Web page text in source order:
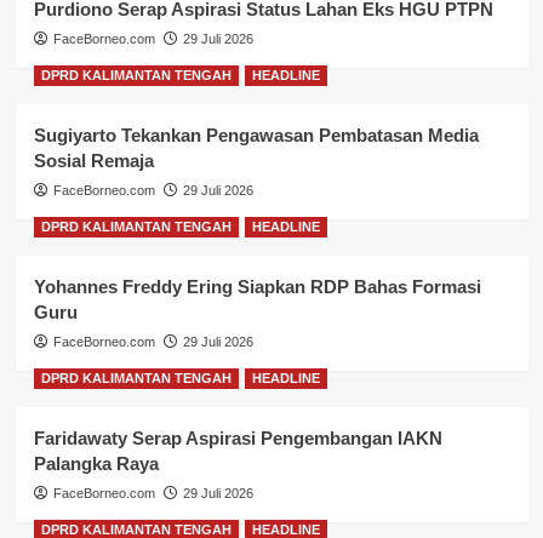
Purdiono Serap Aspirasi Status Lahan Eks HGU PTPN
FaceBorneo.com 29 Juli 2026
DPRD KALIMANTAN TENGAH HEADLINE
Sugiyarto Tekankan Pengawasan Pembatasan Media
Sosial Remaja
FaceBorneo.com 29 Juli 2026
DPRD KALIMANTAN TENGAH HEADLINE
Yohannes Freddy Ering Siapkan RDP Bahas Formasi
Guru
FaceBorneo.com 29 Juli 2026
DPRD KALIMANTAN TENGAH HEADLINE
Faridawaty Serap Aspirasi Pengembangan IAKN
Palangka Raya
FaceBorneo.com 29 Juli 2026
DPRD KALIMANTAN TENGAH HEADLINE